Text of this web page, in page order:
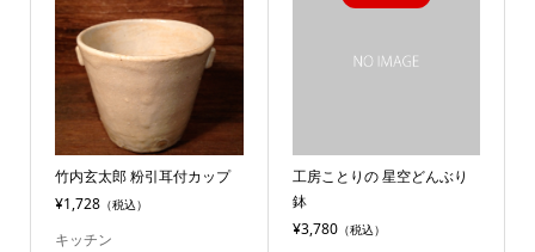
竹内玄太郎 粉引耳付カップ
¥1,728（税込）
キッチン
工房ことりの 星空どんぶり
鉢
¥3,780（税込）